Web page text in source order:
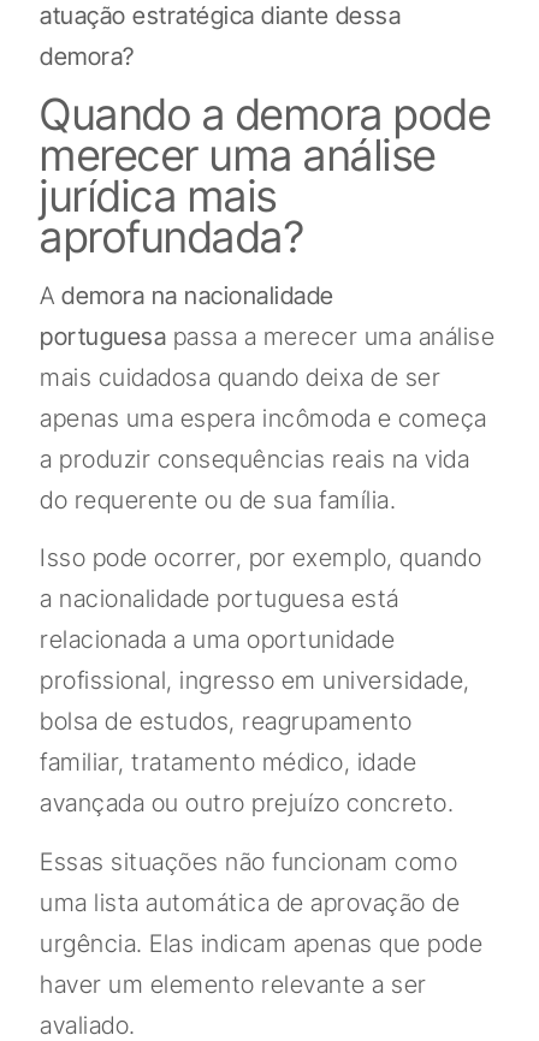
atuação estratégica diante dessa
demora?
Quando a demora pode
merecer uma análise
jurídica mais
aprofundada?
A demora na nacionalidade
portuguesa passa a merecer uma análise
mais cuidadosa quando deixa de ser
apenas uma espera incômoda e começa
a produzir consequências reais na vida
do requerente ou de sua família.
Isso pode ocorrer, por exemplo, quando
a nacionalidade portuguesa está
relacionada a uma oportunidade
profissional, ingresso em universidade,
bolsa de estudos, reagrupamento
familiar, tratamento médico, idade
avançada ou outro prejuízo concreto.
Essas situações não funcionam como
uma lista automática de aprovação de
urgência. Elas indicam apenas que pode
haver um elemento relevante a ser
avaliado.